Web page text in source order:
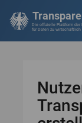
Die offizielle Plattform
für Daten zu wirtschaftlich